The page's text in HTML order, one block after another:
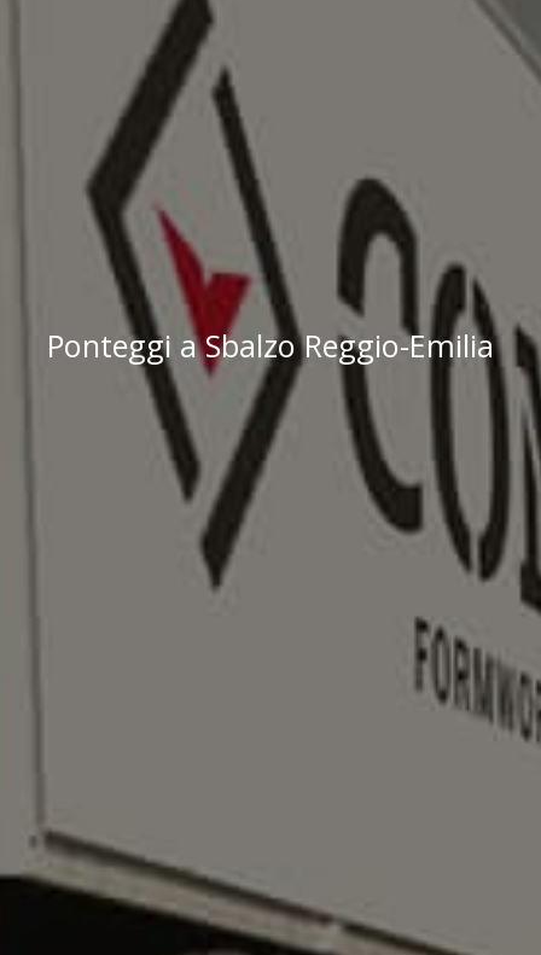
Ponteggi a Sbalzo Reggio-Emilia